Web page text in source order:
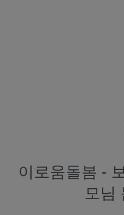
이로움돌봄 -
모님